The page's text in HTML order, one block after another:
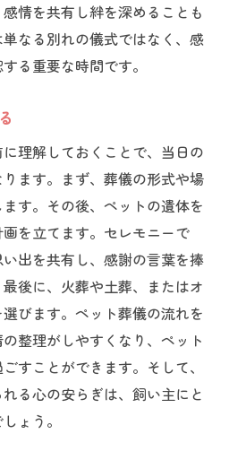
情を共有し絆を深めることも
なる別れの儀式ではなく、感
る重要な時間です。
理解しておくことで、当日の
ます。まず、葬儀の形式や場
す。その後、ペットの遺体を
を立てます。セレモニーで
出を共有し、感謝の言葉を捧
後に、火葬や土葬、またはオ
びます。ペット葬儀の流れを
整理がしやすくなり、ペット
すことができます。そして、
る心の安らぎは、飼い主にと
ょう。